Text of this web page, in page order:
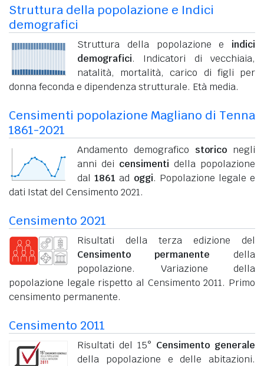
Struttura della popolazione e Indici
demografici
Struttura della popolazione e indici
demografici. Indicatori di vecchiaia,
natalità, mortalità, carico di figli per
donna feconda e dipendenza strutturale. Età media.
Censimenti popolazione Magliano di Tenna
1861-2021
Andamento demografico storico negli
anni dei censimenti della popolazione
dal1861 ad oggi. Popolazione legale e
dati Istat del Censimento 2021.
Censimento 2021
Risultati della terza edizione del
Censimento permanente della
popolazione. Variazione della
popolazione legale rispetto al Censimento 2011. Primo
censimento permanente.
Censimento 2011
Risultati del 15° Censimento generale
della popolazione e delle abitazioni.